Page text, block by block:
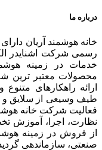
درباره ما
رسمی شرکت اشنایدر
خدمات در زمینه
محصولات معتبر ترین
ارائه راهکار‌های
طیف وسیعی از سلایق و
فعالیت شرکت خانه
نظارت، اجرا، آموزش
از فروش در زمینه
صنعتی، سازماندهی